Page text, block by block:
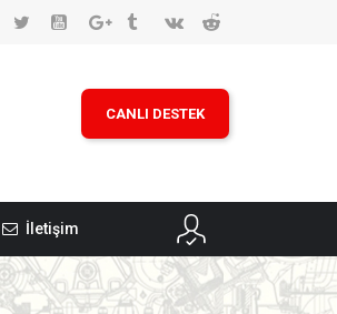
CANLI DESTEK
İletişim